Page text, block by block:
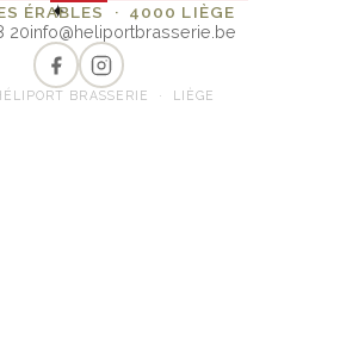
✦
ÉRABLES · 4000 LIÈGE
20info@heliportbrasserie.be
BRASSERIE · LIÈGE